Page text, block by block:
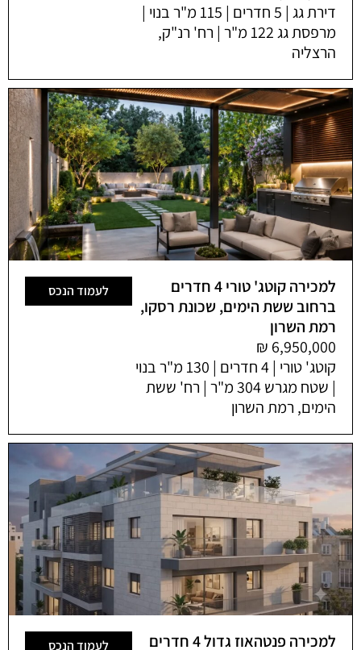
דירת גג | 5 חדרים | 115 מ"ר בנוי |
מרפסת גג 122 מ"ר | רח' רנ"ק,
הרצליה
למכירה קוטג' טורי 4 חדרים
ברחוב ששת הימים, שכונת רסקו,
רמת השרון
קוטג' טורי | 4 חדרים | 130 מ"ר בנוי
| שטח מגרש 304 מ"ר | רח' ששת
הימים, רמת השרון
לעמוד הנכס
למכירה פנטהאוז גדול 4 חדרים
לעמוד הנכס